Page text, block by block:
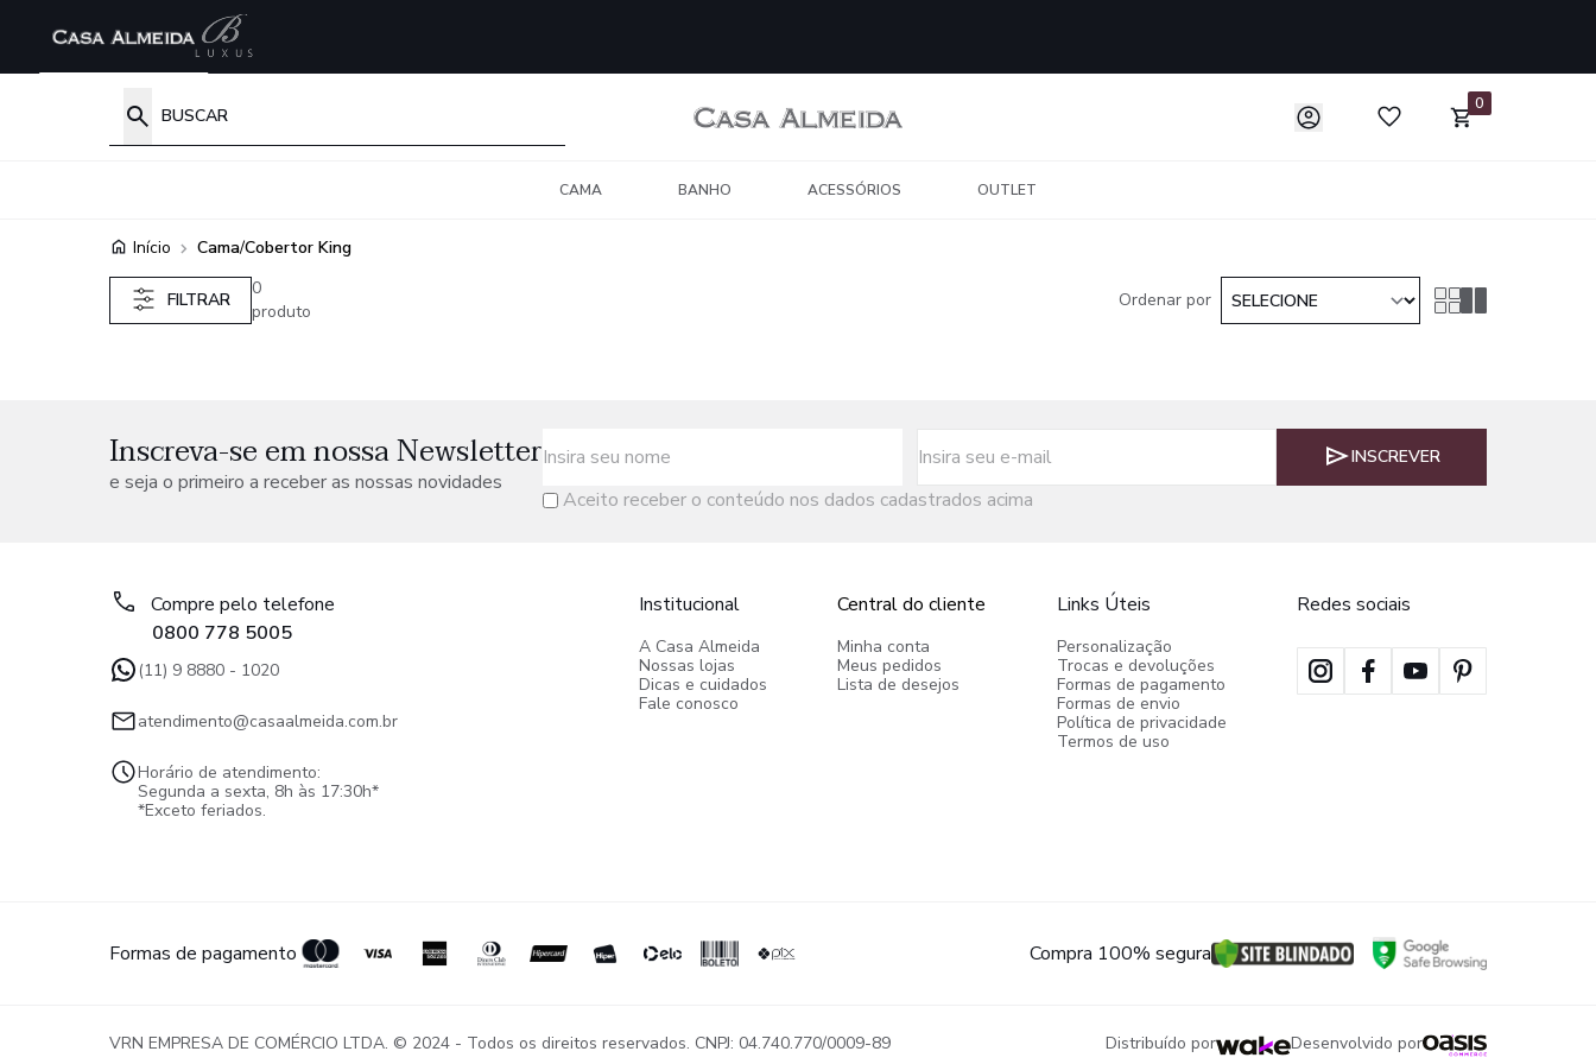
0
CAMA BANHO ACESSÓRIOS OUTLET
Início Cama/Cobertor King
FILTRAR
0
produto
Ordenar por
Inscreva-se em nossa Newsletter
e seja o primeiro a receber as nossas novidades
Aceito receber o conteúdo nos dados cadastrados acima
INSCREVER
Compre pelo telefone
0800 778 5005
(11) 9 8880 - 1020
atendimento@casaalmeida.com.br
Horário de atendimento:
Segunda a sexta, 8h às 17:30h*
*Exceto feriados.
Institucional
A Casa Almeida
Nossas lojas
Dicas e cuidados
Fale conosco
Central do cliente
Minha conta
Meus pedidos
Lista de desejos
Links Úteis
Personalização
Trocas e devoluções
Formas de pagamento
Formas de envio
Política de privacidade
Termos de uso
Redes sociais
Formas de pagamento Compra 100% segura
VRN EMPRESA DE COMÉRCIO LTDA. © 2024 - Todos os direitos reservados. CNPJ: 04.740.770/0009-89 Distribuído por Desenvolvido por